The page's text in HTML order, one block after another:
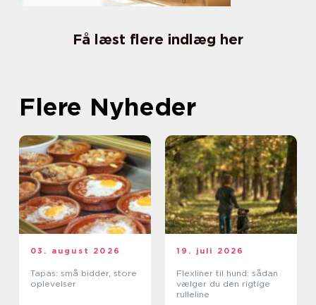
Få læst flere indlæg her
Flere Nyheder
03. august 2026
Tapas: små bidder, store
oplevelser
19. juli 2026
Flexliner til hund: sådan
vælger du den rigtige
rulleline